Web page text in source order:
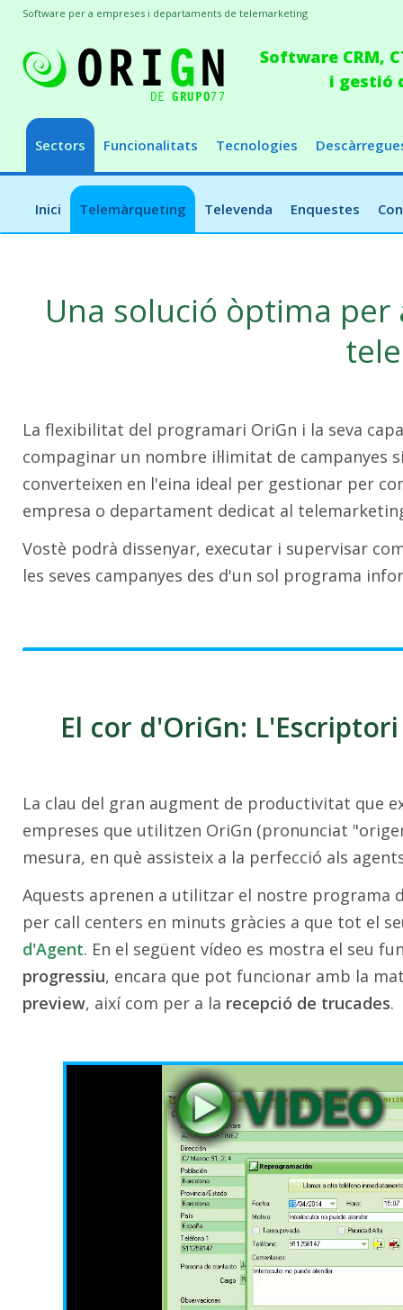
Software CRM,
i gestió
Sectors Funcionalitats Tecnologies
Inici Telemàrqueting Televenda Enquestes
Software per a empreses i departaments de telemarketing
Una solució òptima
La flexibilitat del programari OriGn i la seva
compaginar un nombre il·limitat de campanyes
converteixen en l'eina ideal per gestionar per
empresa o departament dedicat al
Vostè podrà dissenyar, executar i supervisar
les seves campanyes des d'un sol programa
El cor d'OriGn:
La clau del gran augment de productivitat que
empreses que utilitzen OriGn (pronunciat
mesura, en què assisteix a la perfecció als
Aquests aprenen a utilitzar el nostre programa
per call centers en minuts gràcies a que tot el
d'Agent. En el següent vídeo es mostra el seu
progressiu, encara que pot funcionar amb la
preview, així com per a la recepció de trucades.